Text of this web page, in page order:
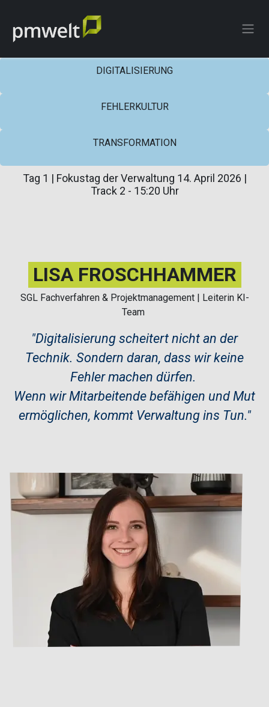
DIGITALISIERUNG
FEHLERKULTUR
TRANSFORMATION​​
Tag 1 | Fokustag der Verwaltung 14. April 2026 |
Track 2 - 15:20 Uhr
LISA FROSCHHAMMER
SGL Fachverfahren & Projektmanagement | Leiterin KI-
Team
​"Digitalisierung scheitert nicht an der
Technik. Sondern daran, dass wir keine
Fehler machen dürfen.
Wenn wir Mitarbeitende befähigen und Mut
ermöglichen, kommt Verwaltung ins Tun."